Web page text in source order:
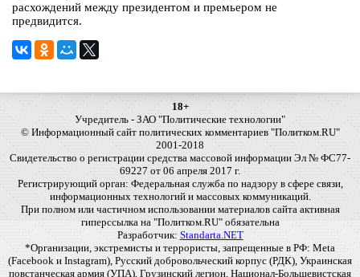
расхождений между президентом и премьером не
предвидится.
18+
Учредитель - ЗАО "Политические технологии"
© Информационный сайт политических комментариев "Политком.RU"
2001-2018
Свидетельство о регистрации средства массовой информации Эл № ФС77-
69227 от 06 апреля 2017 г.
Регистрирующий орган: Федеральная служба по надзору в сфере связи,
информационных технологий и массовых коммуникаций.
При полном или частичном использовании материалов сайта активная
гиперссылка на "Политком.RU" обязательна
Разработчик: Standarta.NET
*Организации, экстремисты и террористы, запрещенные в РФ: Meta
(Facebook и Instagram), Русский добровольческий корпус (РДК), Украинская
повстанческая армия (УПА), Грузинский легион, Национал-Большевистская